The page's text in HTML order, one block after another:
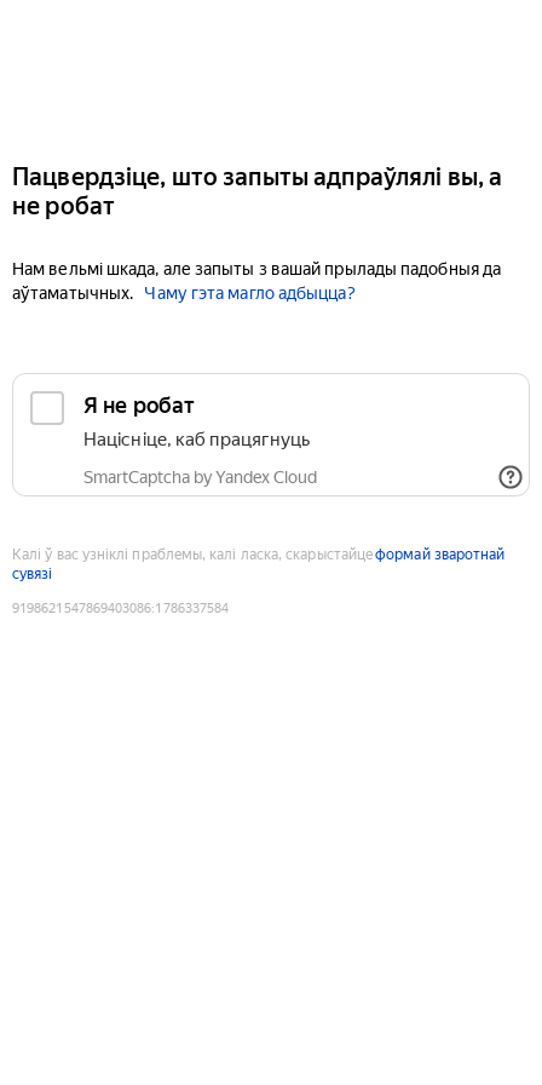
Пацвердзіце, што запыты адпраўлялі вы, а
не робат
Нам вельмі шкада, але запыты з вашай прылады падобныя да
аўтаматычных.
Чаму гэта магло адбыцца?
Я не робат
Націсніце, каб працягнуць
SmartCaptcha by Yandex Cloud
Калі ў вас узніклі праблемы, калі ласка, скарыстайцеформай зваротнай
сувязі
9198621547869403086:1786337584